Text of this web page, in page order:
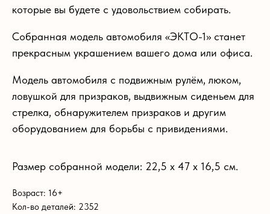
которые вы будете с удовольствием собирать.
Собранная модель автомобиля «ЭКТО-1» станет
прекрасным украшением вашего дома или офиса.
Модель автомобиля с подвижным рулём, люком,
ловушкой для призраков, выдвижным сиденьем для
стрелка, обнаружителем призраков и другим
оборудованием для борьбы с привидениями.
Размер собранной модели: 22,5 х 47 х 16,5 см.
Возраст: 16+
Кол-во деталей: 2352